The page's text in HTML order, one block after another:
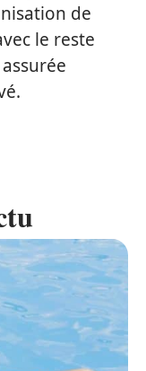
de
le reste